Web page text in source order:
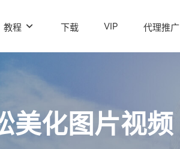
教程 下载 VIP 代理推广
美化图片视频